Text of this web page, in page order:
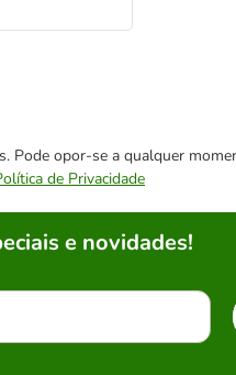
opor-se a qualquer
de Privacidade
e novidades!